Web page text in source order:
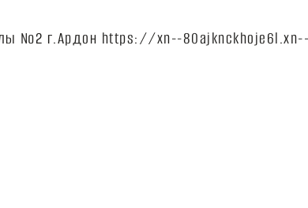
№2 г.Ардон https://xn--